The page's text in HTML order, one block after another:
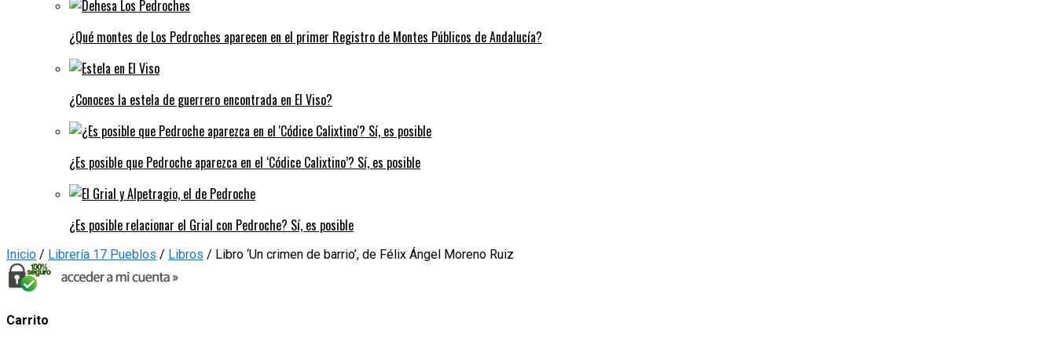
¿Qué montes de Los Pedroches aparecen en el primer Registro de Montes Públicos de Andalucía?
¿Conoces la estela de guerrero encontrada en El Viso?
¿Es posible que Pedroche aparezca en el ‘Códice Calixtino’? Sí, es posible
¿Es posible relacionar el Grial con Pedroche? Sí, es posible
Inicio / Librería 17 Pueblos / Libros / Libro ‘Un crimen de barrio’, de Félix Ángel Moreno Ruiz
Carrito